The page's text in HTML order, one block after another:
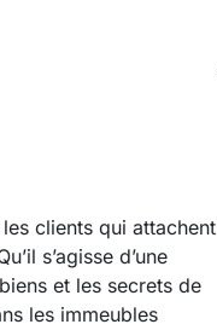
clients qui attachent
s’agisse d’une
et les secrets de
les immeubles